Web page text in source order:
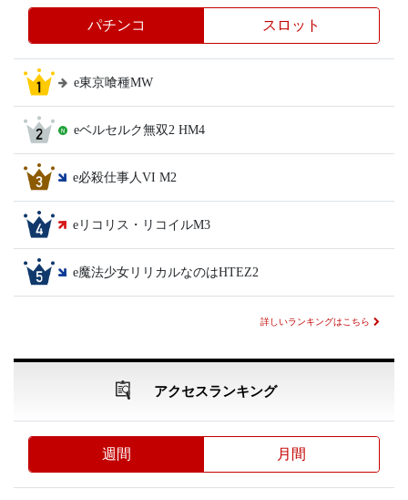
パチンコ スロット
e東京喰種MW
eベルセルク無双2 HM4
e必殺仕事人VI M2
eリコリス・リコイルM3
e魔法少女リリカルなのはHTEZ2
詳しいランキングはこちら
アクセスランキング
週間 月間